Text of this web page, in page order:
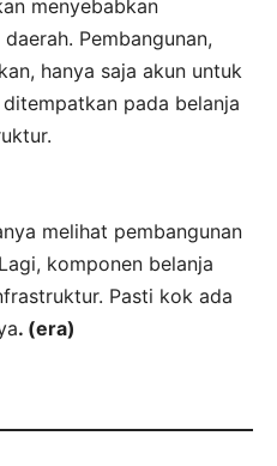
menyebabkan
Pembangunan,
hanya saja akun untuk
pada belanja
melihat pembangunan
komponen belanja
Pasti kok ada
. (era)